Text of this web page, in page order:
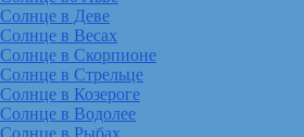
Солнце в Деве
Солнце в Весах
Солнце в Скорпионе
Солнце в Стрельце
Солнце в Козероге
Солнце в Водолее
Солнце в Рыбах